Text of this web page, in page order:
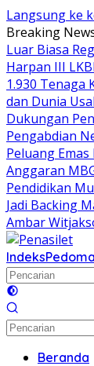
Langsung ke
Breaking
Luar Biasa
Harpan III
1.930 Tenaga
dan Dunia
Dukungan
Pengabdian
Peluang
Anggaran
Pendidikan
Jadi Backing
Ambar
Indeks
Beranda